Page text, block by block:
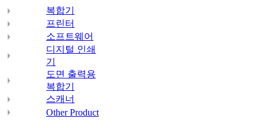
복합기
프린터
소프트웨어
디지털 인쇄
기
도면 출력용
복합기
스캐너
Other Product